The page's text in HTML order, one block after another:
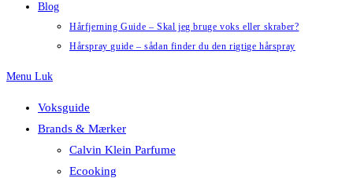
Blog
Hårfjerning Guide – Skal jeg bruge voks eller skraber?
Hårspray guide – sådan finder du den rigtige hårspray
Menu Luk
Voksguide
Brands & Mærker
Calvin Klein Parfume
Ecooking